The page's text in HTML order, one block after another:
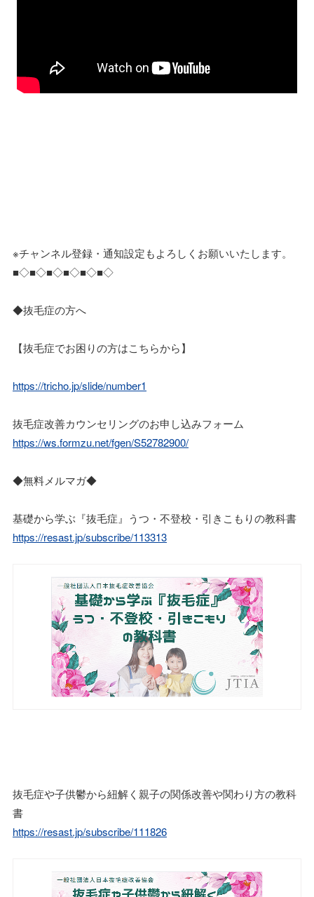
※チャンネル登録・通知設定もよろしくお願いいたします。
■◇■◇■◇■◇■◇■◇
◆抜毛症の方へ
【抜毛症でお困りの方はこちらから】
https://tricho.jp/slide/number1
抜毛症改善カウンセリングのお申し込みフォーム
https://ws.formzu.net/fgen/S52782900/
◆無料メルマガ◆
基礎から学ぶ『抜毛症』うつ・不登校・引きこもりの教科書
https://resast.jp/subscribe/113313
抜毛症や子供鬱から紐解く親子の関係改善や関わり方の教科
書
https://resast.jp/subscribe/111826